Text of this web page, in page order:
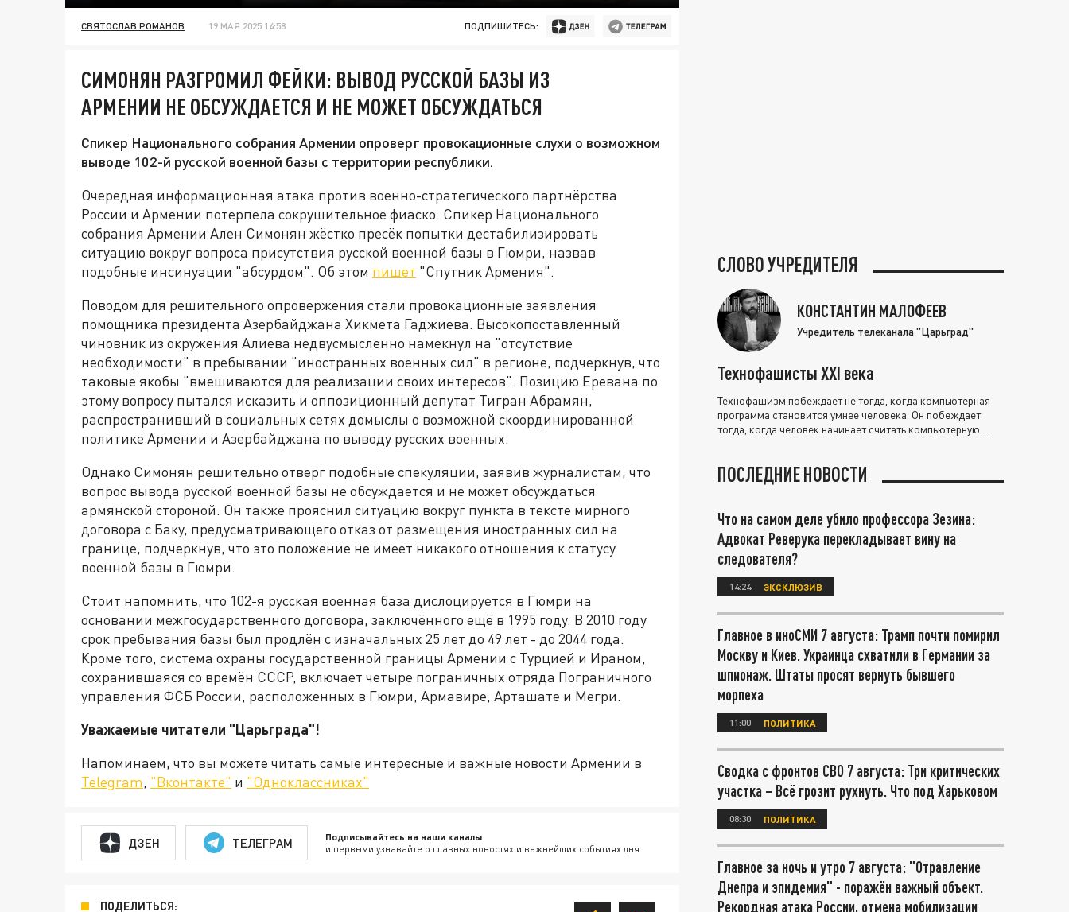
СВЯТОСЛАВ РОМАНОВ 19 МАЯ 2025 14:58 ПОДПИШИТЕСЬ:
СИМОНЯН РАЗГРОМИЛ ФЕЙКИ: ВЫВОД РУССКОЙ БАЗЫ ИЗ
АРМЕНИИ НЕ ОБСУЖДАЕТСЯ И НЕ МОЖЕТ ОБСУЖДАТЬСЯ
Спикер Национального собрания Армении опроверг провокационные слухи о возможном
выводе 102-й русской военной базы с территории республики.
Очередная информационная атака против военно-стратегического партнёрства
России и Армении потерпела сокрушительное фиаско. Спикер Национального
собрания Армении Ален Симонян жёстко пресёк попытки дестабилизировать
ситуацию вокруг вопроса присутствия русской военной базы в Гюмри, назвав
подобные инсинуации "абсурдом". Об этом пишет "Спутник Армения".
Поводом для решительного опровержения стали провокационные заявления
помощника президента Азербайджана Хикмета Гаджиева. Высокопоставленный
чиновник из окружения Алиева недвусмысленно намекнул на "отсутствие
необходимости" в пребывании "иностранных военных сил" в регионе, подчеркнув, что
таковые якобы "вмешиваются для реализации своих интересов". Позицию Еревана по
этому вопросу пытался исказить и оппозиционный депутат Тигран Абрамян,
распространивший в социальных сетях домыслы о возможной скоординированной
политике Армении и Азербайджана по выводу русских военных.
Однако Симонян решительно отверг подобные спекуляции, заявив журналистам, что
вопрос вывода русской военной базы не обсуждается и не может обсуждаться
армянской стороной. Он также прояснил ситуацию вокруг пункта в тексте мирного
договора с Баку, предусматривающего отказ от размещения иностранных сил на
границе, подчеркнув, что это положение не имеет никакого отношения к статусу
военной базы в Гюмри.
Стоит напомнить, что 102-я русская военная база дислоцируется в Гюмри на
основании межгосударственного договора, заключённого ещё в 1995 году. В 2010 году
срок пребывания базы был продлён с изначальных 25 лет до 49 лет - до 2044 года.
Кроме того, система охраны государственной границы Армении с Турцией и Ираном,
сохранившаяся со времён СССР, включает четыре пограничных отряда Пограничного
управления ФСБ России, расположенных в Гюмри, Армавире, Арташате и Мегри.
Уважаемые читатели "Царьграда"!
Напоминаем, что вы можете читать самые интересные и важные новости Армении в
Telegram, "Вконтакте" и "Одноклассниках"
ДЗЕН ТЕЛЕГРАМ Подписывайтесь на наши каналы
и первыми узнавайте о главных новостях и важнейших событиях дня.
ПОДЕЛИТЬСЯ:
СЛОВО УЧРЕДИТЕЛЯ
КОНСТАНТИН МАЛОФЕЕВ
Учредитель телеканала "Царьград"
Технофашисты XXI века
Технофашизм побеждает не тогда, когда компьютерная
программа становится умнее человека. Он побеждает
тогда, когда человек начинает считать компьютерную
ПОСЛЕДНИЕ НОВОСТИ
Что на самом деле убило профессора Зезина:
Адвокат Реверука перекладывает вину на
следователя?
14:24 ЭКСКЛЮЗИВ
Главное в иноСМИ 7 августа: Трамп почти помирил
Москву и Киев. Украинца схватили в Германии за
шпионаж. Штаты просят вернуть бывшего
морпеха
11:00 ПОЛИТИКА
Сводка с фронтов СВО 7 августа: Три критических
участка – Всё грозит рухнуть. Что под Харьковом
08:30 ПОЛИТИКА
Главное за ночь и утро 7 августа: "Отравление
Днепра и эпидемия" - поражён важный объект.
Рекордная атака России, отмена мобилизации